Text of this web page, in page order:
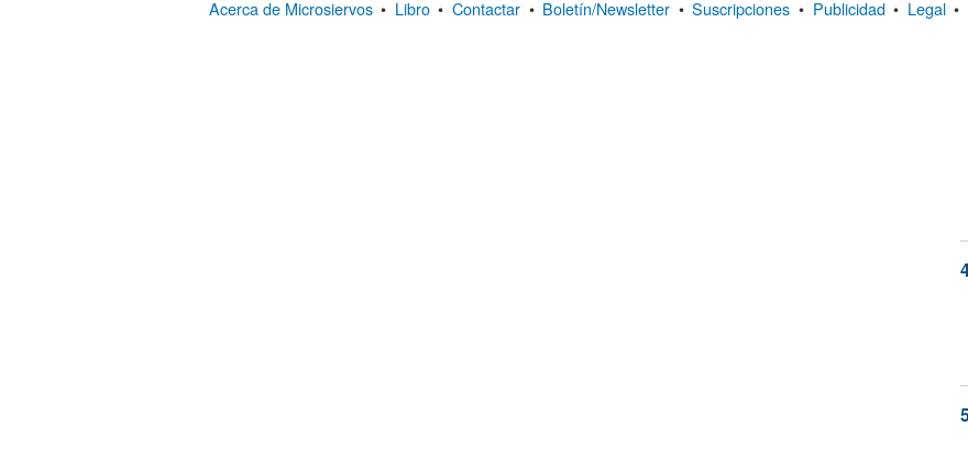
Acerca de Microsiervos • Libro • Contactar • Boletín/Newsletter • Suscripciones • Publicidad • Legal •